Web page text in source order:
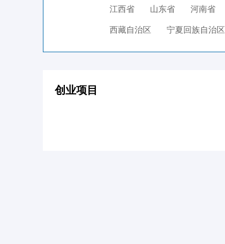
江西省
山东省 河南省
西藏自治区
宁夏回族自治区
创业项目